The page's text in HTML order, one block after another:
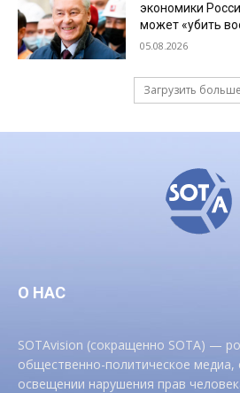
экономики
может «убить
05.08.2026
Загрузить больше
О НАС
SOTAvision (сокращенно SOTA) —
общественно-политическое медиа,
освещении нарушения прав